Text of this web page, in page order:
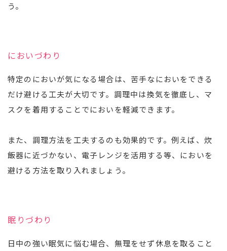
う。
においづわり
特定のにおいが気になる場合は、苦手なにおいをできる
だけ避ける工夫が大切です。調理中は換気を徹底し、マ
スクを着用することでにおいを軽減できます。
また、調理方法を工夫するのも効果的です。例えば、炊
飯器に近づかない、電子レンジを活用する等、においを
避ける方法を取り入れましょう。
眠りづわり
日中の強い眠気に悩む場合、無理をせず休息を取ること